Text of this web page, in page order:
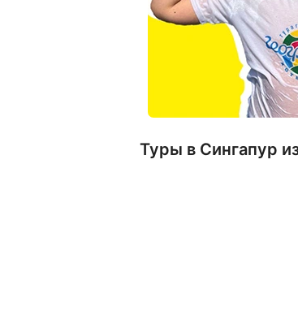
Туры в Сингапур